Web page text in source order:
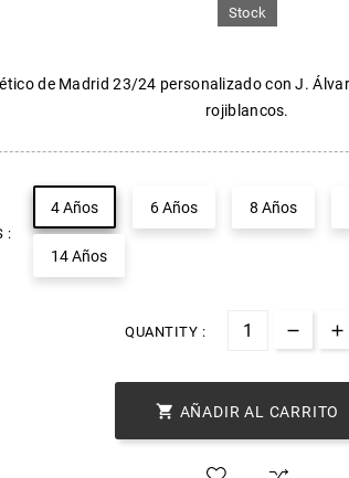
Stock
de Madrid 23/24 personalizado con J.
rojiblancos.
:
4 Años 6 Años 8 Años
14 Años
QUANTITY :
 AÑADIR AL CARRITO